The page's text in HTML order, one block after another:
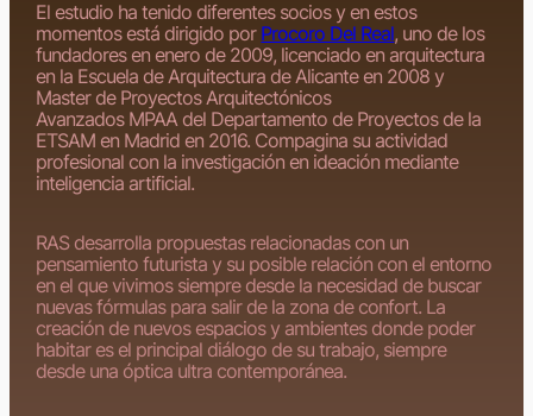
El estudio ha tenido diferentes socios y en estos
momentos está dirigido por Procoro Del Real, uno de los
fundadores en enero de 2009, licenciado en arquitectura
en la Escuela de Arquitectura de Alicante en 2008 y
Master de Proyectos Arquitectónicos
Avanzados MPAAdel Departamento de Proyectos de la
ETSAM en Madrid en 2016. Compagina su actividad
profesional con la investigación en ideación mediante
inteligencia artificial.
RAS desarrolla propuestas relacionadas con un
pensamiento futurista y su posible relación con el entorno
en el que vivimos siempre desde la necesidad de buscar
nuevas fórmulas para salir de la zona de confort. La
creación de nuevos espacios y ambientes donde poder
habitar es el principal diálogo de su trabajo, siempre
desde una óptica ultra contemporánea.